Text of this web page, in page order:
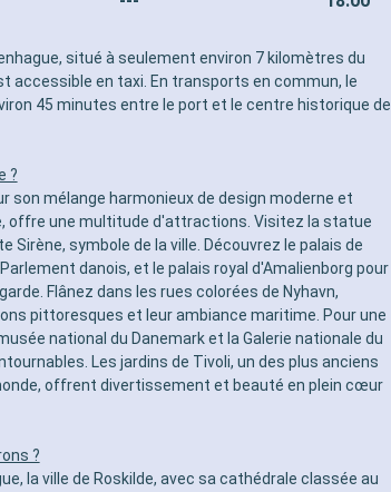
situé à seulement environ 7 kilomètres du
accessible en taxi. En transports en commun, le
45 minutes entre le port et le centre historique de
?
son mélange harmonieux de design moderne et
offre une multitude d'attractions. Visitez la statue
Sirène, symbole de la ville. Découvrez le palais de
danois, et le palais royal d'Amalienborg pour
Flânez dans les rues colorées de Nyhavn,
pittoresques et leur ambiance maritime. Pour une
national du Danemark et la Galerie nationale du
Les jardins de Tivoli, un des plus anciens
offrent divertissement et beauté en plein cœur
?
la ville de Roskilde, avec sa cathédrale classée au